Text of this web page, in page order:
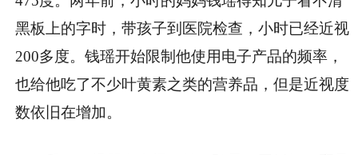
黑板上的字时，带孩子到医院检查，小时已经近视
200多度。钱瑶开始限制他使用电子产品的频率，
也给他吃了不少叶黄素之类的营养品，但是近视度
数依旧在增加。